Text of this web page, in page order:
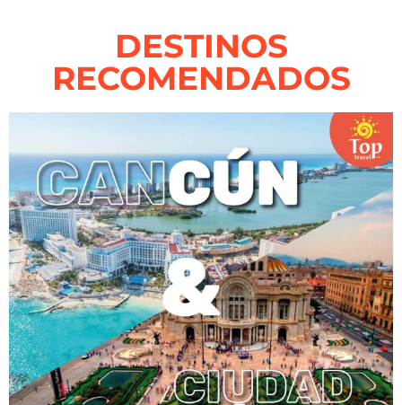
DESTINOS
RECOMENDADOS